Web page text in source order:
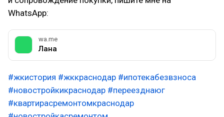
WhatsApp:
wa.me
Лана
#жкистория #жккраснодар #ипотекабезвзноса
#новостройкикраснодар #переезднаюг
#квартирасремонтомкраснодар